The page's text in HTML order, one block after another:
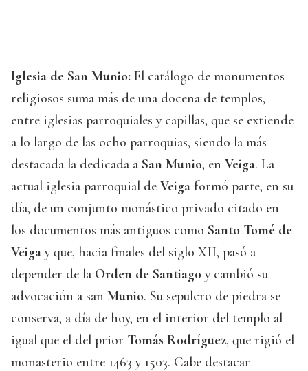
Iglesia de San Munio: El catálogo de monumentos
religiosos suma más de una docena de templos,
entre iglesias parroquiales y capillas, que se extiende
a lo largo de las ocho parroquias, siendo la más
destacada la dedicada a San Munio, en Veiga. La
actual iglesia parroquial de Veiga formó parte, en su
día, de un conjunto monástico privado citado en
los documentos más antiguos como Santo Tomé de
Veiga y que, hacia finales del siglo XII, pasó a
depender de la Orden de Santiago y cambió su
advocación a san Munio. Su sepulcro de piedra se
conserva, a día de hoy, en el interior del templo al
igual que el del prior Tomás Rodríguez, que rigió el
monasterio entre 1463 y 1503. Cabe destacar